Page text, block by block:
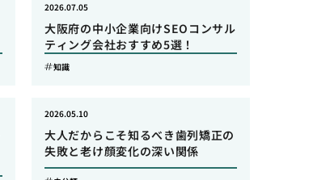
大阪府の中小企業向けSEOコンサル
ティング会社おすすめ5選！
2026.07.05
知識
大人だからこそ知るべき歯列矯正の
失敗と老け顔変化の深い関係
2026.05.10